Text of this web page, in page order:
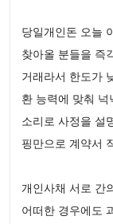
당일개인돈 오늘
찾아올 분들을 즉
거래라서 한도가
환 능력에 맞춰
소리로 사정을 설
핑만으로 계약서
개인사채 서로 간
어떠한 경우에도